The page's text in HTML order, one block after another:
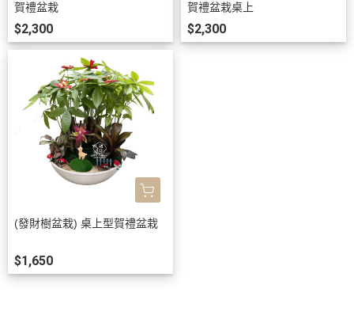
賀禮盆栽
$2,300
賀禮盆栽桌上
$2,300
(發財樹盆栽) 桌上型賀禮盆栽
$1,650